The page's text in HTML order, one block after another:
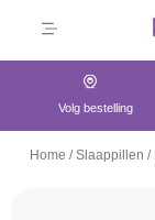
Volg bestelling
Home /Slaappillen /